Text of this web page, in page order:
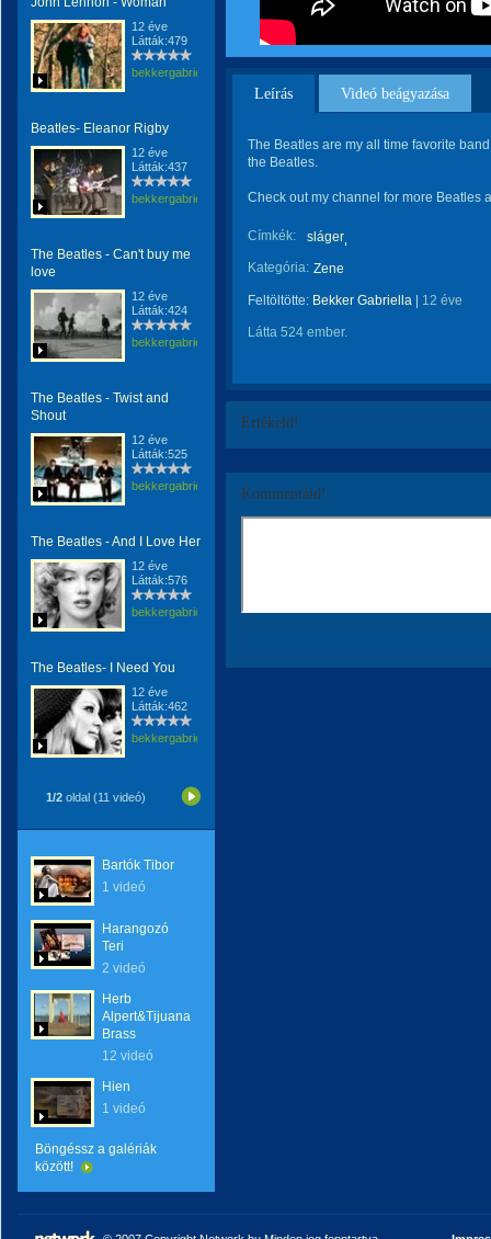
12 éve
Látták:479
bekkergabriella
Beatles- Eleanor Rigby
12 éve
Látták:437
bekkergabriella
The Beatles - Can't buy me
love
12 éve
Látták:424
bekkergabriella
The Beatles - Twist and
Shout
12 éve
Látták:525
bekkergabriella
The Beatles - And I Love Her
12 éve
Látták:576
bekkergabriella
The Beatles- I Need You
12 éve
Látták:462
bekkergabriella
1/2oldal (11 videó)
Bartók Tibor
1 videó
Harangozó
Teri
2 videó
Herb
Alpert&Tijuana
Brass
12 videó
Hien
1 videó
Böngéssz a galériák
között!
Leírás Videó beágyazása
The Beatles are my all time favorite
the Beatles.
Check out my channel for more Beatles
Címkék:
sláger
Kategória: Zene
Feltöltötte: Bekker Gabriella 12 éve
Látta 524 ember.
Értékeld!
Kommentáld!